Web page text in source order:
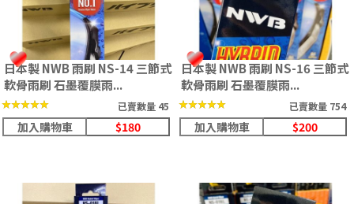
日本製 NWB 雨刷 NS-14 三節式
軟骨雨刷 石墨覆膜雨...
★★★★★
★★★★★ 已賣數量 45
加入購物車 $180
日本製 NWB 雨刷 NS-16 三節式
軟骨雨刷 石墨覆膜雨...
★★★★★
★★★★★ 已賣數量 754
加入購物車 $200